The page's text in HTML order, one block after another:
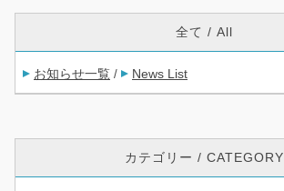
全て / All
お知らせ一覧 / News List
カテゴリー / CATEGORY